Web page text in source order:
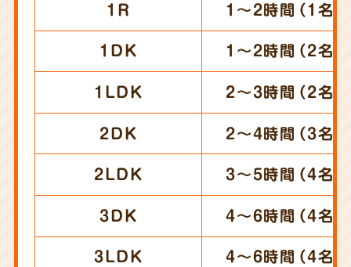
1R 1～2時間（1名）
1DK 1～2時間（2名）
1LDK 2～3時間（2名）
2DK 2～4時間（3名）
2LDK 3～5時間（4名）
3DK 4～6時間（4名）
3LDK 4～6時間（4名）